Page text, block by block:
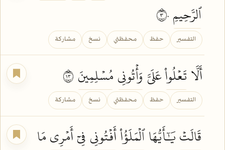
ٱلرَّحِيمِ
التفسير حفظ محفظتي نسخ مشاركة
أَلَّا تَعۡلُواْعَلَيَّ وَأۡتُونِي مُسۡلِمِينَ
التفسير حفظ محفظتي نسخ مشاركة
قَالَتۡيَٰٓأَيُّهَاٱلۡمَلَؤُاْأَفۡتُونِي فِيٓأَمۡرِيمَا